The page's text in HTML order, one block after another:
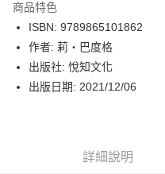
LINE Pay
Apple Pay
街口支付
商品特色
ISBN: 9789865101862
作者: 莉・巴度格
出版社: 悅知文化
出版日期: 2021/12/06
詳細說明